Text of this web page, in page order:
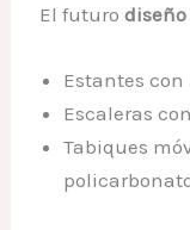
El futurodiseño
Estantes
Escaleras
Tabiques